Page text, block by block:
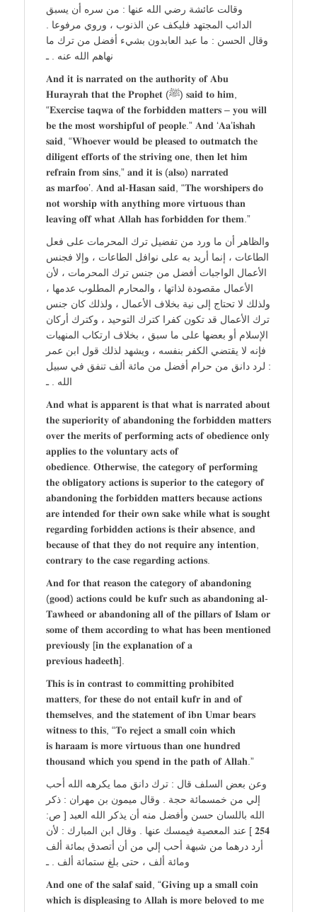
وقالت عائشة رضي الله عنها : من سره أن يسبق
الدائب المجتهد فليكف عن الذنوب ، وروي مرفوعا .
وقال الحسن : ما عبد العابدون بشيء أفضل من ترك ما
نهاهم الله عنه . ـ
𝐀𝐧𝐝 𝐢𝐭 𝐢𝐬 𝐧𝐚𝐫𝐫𝐚𝐭𝐞𝐝 𝐨𝐧 𝐭𝐡𝐞 𝐚𝐮𝐭𝐡𝐨𝐫𝐢𝐭𝐲 𝐨𝐟 𝐀𝐛𝐮
𝐇𝐮𝐫𝐚𝐲𝐫𝐚𝐡 𝐭𝐡𝐚𝐭 𝐭𝐡𝐞 𝐏𝐫𝐨𝐩𝐡𝐞𝐭 (ﷺ) 𝐬𝐚𝐢𝐝 𝐭𝐨 𝐡𝐢𝐦,
“𝐄𝐱𝐞𝐫𝐜𝐢𝐬𝐞 𝐭𝐚𝐪𝐰𝐚 𝐨𝐟 𝐭𝐡𝐞 𝐟𝐨𝐫𝐛𝐢𝐝𝐝𝐞𝐧 𝐦𝐚𝐭𝐭𝐞𝐫𝐬 – 𝐲𝐨𝐮 𝐰𝐢𝐥𝐥
𝐛𝐞 𝐭𝐡𝐞 𝐦𝐨𝐬𝐭 𝐰𝐨𝐫𝐬𝐡𝐢𝐩𝐟𝐮𝐥 𝐨𝐟 𝐩𝐞𝐨𝐩𝐥𝐞.” 𝐀𝐧𝐝 ‘𝐀𝐚’𝐢𝐬𝐡𝐚𝐡
𝐬𝐚𝐢𝐝, “𝐖𝐡𝐨𝐞𝐯𝐞𝐫 𝐰𝐨𝐮𝐥𝐝 𝐛𝐞 𝐩𝐥𝐞𝐚𝐬𝐞𝐝 𝐭𝐨 𝐨𝐮𝐭𝐦𝐚𝐭𝐜𝐡 𝐭𝐡𝐞
𝐝𝐢𝐥𝐢𝐠𝐞𝐧𝐭 𝐞𝐟𝐟𝐨𝐫𝐭𝐬 𝐨𝐟 𝐭𝐡𝐞 𝐬𝐭𝐫𝐢𝐯𝐢𝐧𝐠 𝐨𝐧𝐞, 𝐭𝐡𝐞𝐧 𝐥𝐞𝐭 𝐡𝐢𝐦
𝐫𝐞𝐟𝐫𝐚𝐢𝐧 𝐟𝐫𝐨𝐦 𝐬𝐢𝐧𝐬,” 𝐚𝐧𝐝 𝐢𝐭 𝐢𝐬 (𝐚𝐥𝐬𝐨) 𝐧𝐚𝐫𝐫𝐚𝐭𝐞𝐝
𝐚𝐬 𝐦𝐚𝐫𝐟𝐨𝐨’. 𝐀𝐧𝐝 𝐚𝐥-𝐇𝐚𝐬𝐚𝐧 𝐬𝐚𝐢𝐝, “𝐓𝐡𝐞 𝐰𝐨𝐫𝐬𝐡𝐢𝐩𝐞𝐫𝐬 𝐝𝐨
𝐧𝐨𝐭 𝐰𝐨𝐫𝐬𝐡𝐢𝐩 𝐰𝐢𝐭𝐡 𝐚𝐧𝐲𝐭𝐡𝐢𝐧𝐠 𝐦𝐨𝐫𝐞 𝐯𝐢𝐫𝐭𝐮𝐨𝐮𝐬 𝐭𝐡𝐚𝐧
𝐥𝐞𝐚𝐯𝐢𝐧𝐠 𝐨𝐟𝐟 𝐰𝐡𝐚𝐭 𝐀𝐥𝐥𝐚𝐡 𝐡𝐚𝐬 𝐟𝐨𝐫𝐛𝐢𝐝𝐝𝐞𝐧 𝐟𝐨𝐫 𝐭𝐡𝐞𝐦.”
والظاهر أن ما ورد من تفضيل ترك المحرمات على فعل
الطاعات ، إنما أريد به على نوافل الطاعات ، وإلا فجنس
الأعمال الواجبات أفضل من جنس ترك المحرمات ، لأن
الأعمال مقصودة لذاتها ، والمحارم المطلوب عدمها ،
ولذلك لا تحتاج إلى نية بخلاف الأعمال ، ولذلك كان جنس
ترك الأعمال قد تكون كفرا كترك التوحيد ، وكترك أركان
الإسلام أو بعضها على ما سبق ، بخلاف ارتكاب المنهيات
فإنه لا يقتضي الكفر بنفسه ، ويشهد لذلك قول ابن عمر
: لرد دانق من حرام أفضل من مائة ألف تنفق في سبيل
الله . ـ
𝐀𝐧𝐝 𝐰𝐡𝐚𝐭 𝐢𝐬 𝐚𝐩𝐩𝐚𝐫𝐞𝐧𝐭 𝐢𝐬 𝐭𝐡𝐚𝐭 𝐰𝐡𝐚𝐭 𝐢𝐬 𝐧𝐚𝐫𝐫𝐚𝐭𝐞𝐝 𝐚𝐛𝐨𝐮𝐭
𝐭𝐡𝐞 𝐬𝐮𝐩𝐞𝐫𝐢𝐨𝐫𝐢𝐭𝐲 𝐨𝐟 𝐚𝐛𝐚𝐧𝐝𝐨𝐧𝐢𝐧𝐠 𝐭𝐡𝐞 𝐟𝐨𝐫𝐛𝐢𝐝𝐝𝐞𝐧 𝐦𝐚𝐭𝐭𝐞𝐫𝐬
𝐨𝐯𝐞𝐫 𝐭𝐡𝐞 𝐦𝐞𝐫𝐢𝐭𝐬 𝐨𝐟 𝐩𝐞𝐫𝐟𝐨𝐫𝐦𝐢𝐧𝐠 𝐚𝐜𝐭𝐬 𝐨𝐟 𝐨𝐛𝐞𝐝𝐢𝐞𝐧𝐜𝐞 𝐨𝐧𝐥𝐲
𝐚𝐩𝐩𝐥𝐢𝐞𝐬 𝐭𝐨 𝐭𝐡𝐞 𝐯𝐨𝐥𝐮𝐧𝐭𝐚𝐫𝐲 𝐚𝐜𝐭𝐬 𝐨𝐟
𝐨𝐛𝐞𝐝𝐢𝐞𝐧𝐜𝐞. 𝐎𝐭𝐡𝐞𝐫𝐰𝐢𝐬𝐞, 𝐭𝐡𝐞 𝐜𝐚𝐭𝐞𝐠𝐨𝐫𝐲 𝐨𝐟 𝐩𝐞𝐫𝐟𝐨𝐫𝐦𝐢𝐧𝐠
𝐭𝐡𝐞 𝐨𝐛𝐥𝐢𝐠𝐚𝐭𝐨𝐫𝐲 𝐚𝐜𝐭𝐢𝐨𝐧𝐬 𝐢𝐬 𝐬𝐮𝐩𝐞𝐫𝐢𝐨𝐫 𝐭𝐨 𝐭𝐡𝐞 𝐜𝐚𝐭𝐞𝐠𝐨𝐫𝐲 𝐨𝐟
𝐚𝐛𝐚𝐧𝐝𝐨𝐧𝐢𝐧𝐠 𝐭𝐡𝐞 𝐟𝐨𝐫𝐛𝐢𝐝𝐝𝐞𝐧 𝐦𝐚𝐭𝐭𝐞𝐫𝐬 𝐛𝐞𝐜𝐚𝐮𝐬𝐞 𝐚𝐜𝐭𝐢𝐨𝐧𝐬
𝐚𝐫𝐞 𝐢𝐧𝐭𝐞𝐧𝐝𝐞𝐝 𝐟𝐨𝐫 𝐭𝐡𝐞𝐢𝐫 𝐨𝐰𝐧 𝐬𝐚𝐤𝐞 𝐰𝐡𝐢𝐥𝐞 𝐰𝐡𝐚𝐭 𝐢𝐬 𝐬𝐨𝐮𝐠𝐡𝐭
𝐫𝐞𝐠𝐚𝐫𝐝𝐢𝐧𝐠 𝐟𝐨𝐫𝐛𝐢𝐝𝐝𝐞𝐧 𝐚𝐜𝐭𝐢𝐨𝐧𝐬 𝐢𝐬 𝐭𝐡𝐞𝐢𝐫 𝐚𝐛𝐬𝐞𝐧𝐜𝐞, 𝐚𝐧𝐝
𝐛𝐞𝐜𝐚𝐮𝐬𝐞 𝐨𝐟 𝐭𝐡𝐚𝐭 𝐭𝐡𝐞𝐲 𝐝𝐨 𝐧𝐨𝐭 𝐫𝐞𝐪𝐮𝐢𝐫𝐞 𝐚𝐧𝐲 𝐢𝐧𝐭𝐞𝐧𝐭𝐢𝐨𝐧,
𝐜𝐨𝐧𝐭𝐫𝐚𝐫𝐲 𝐭𝐨 𝐭𝐡𝐞 𝐜𝐚𝐬𝐞 𝐫𝐞𝐠𝐚𝐫𝐝𝐢𝐧𝐠 𝐚𝐜𝐭𝐢𝐨𝐧𝐬.
𝐀𝐧𝐝 𝐟𝐨𝐫 𝐭𝐡𝐚𝐭 𝐫𝐞𝐚𝐬𝐨𝐧 𝐭𝐡𝐞 𝐜𝐚𝐭𝐞𝐠𝐨𝐫𝐲 𝐨𝐟 𝐚𝐛𝐚𝐧𝐝𝐨𝐧𝐢𝐧𝐠
(𝐠𝐨𝐨𝐝) 𝐚𝐜𝐭𝐢𝐨𝐧𝐬 𝐜𝐨𝐮𝐥𝐝 𝐛𝐞 𝐤𝐮𝐟𝐫 𝐬𝐮𝐜𝐡 𝐚𝐬 𝐚𝐛𝐚𝐧𝐝𝐨𝐧𝐢𝐧𝐠 𝐚𝐥-
𝐓𝐚𝐰𝐡𝐞𝐞𝐝 𝐨𝐫 𝐚𝐛𝐚𝐧𝐝𝐨𝐧𝐢𝐧𝐠 𝐚𝐥𝐥 𝐨𝐟 𝐭𝐡𝐞 𝐩𝐢𝐥𝐥𝐚𝐫𝐬 𝐨𝐟 𝐈𝐬𝐥𝐚𝐦 𝐨𝐫
𝐬𝐨𝐦𝐞 𝐨𝐟 𝐭𝐡𝐞𝐦 𝐚𝐜𝐜𝐨𝐫𝐝𝐢𝐧𝐠 𝐭𝐨 𝐰𝐡𝐚𝐭 𝐡𝐚𝐬 𝐛𝐞𝐞𝐧 𝐦𝐞𝐧𝐭𝐢𝐨𝐧𝐞𝐝
𝐩𝐫𝐞𝐯𝐢𝐨𝐮𝐬𝐥𝐲 [𝐢𝐧 𝐭𝐡𝐞 𝐞𝐱𝐩𝐥𝐚𝐧𝐚𝐭𝐢𝐨𝐧 𝐨𝐟 𝐚
𝐩𝐫𝐞𝐯𝐢𝐨𝐮𝐬 𝐡𝐚𝐝𝐞𝐞𝐭𝐡].
𝐓𝐡𝐢𝐬 𝐢𝐬 𝐢𝐧 𝐜𝐨𝐧𝐭𝐫𝐚𝐬𝐭 𝐭𝐨 𝐜𝐨𝐦𝐦𝐢𝐭𝐭𝐢𝐧𝐠 𝐩𝐫𝐨𝐡𝐢𝐛𝐢𝐭𝐞𝐝
𝐦𝐚𝐭𝐭𝐞𝐫𝐬, 𝐟𝐨𝐫 𝐭𝐡𝐞𝐬𝐞 𝐝𝐨 𝐧𝐨𝐭 𝐞𝐧𝐭𝐚𝐢𝐥 𝐤𝐮𝐟𝐫 𝐢𝐧 𝐚𝐧𝐝 𝐨𝐟
𝐭𝐡𝐞𝐦𝐬𝐞𝐥𝐯𝐞𝐬, 𝐚𝐧𝐝 𝐭𝐡𝐞 𝐬𝐭𝐚𝐭𝐞𝐦𝐞𝐧𝐭 𝐨𝐟 𝐢𝐛𝐧 𝐔𝐦𝐚𝐫 𝐛𝐞𝐚𝐫𝐬
𝐰𝐢𝐭𝐧𝐞𝐬𝐬 𝐭𝐨 𝐭𝐡𝐢𝐬, “𝐓𝐨 𝐫𝐞𝐣𝐞𝐜𝐭 𝐚 𝐬𝐦𝐚𝐥𝐥 𝐜𝐨𝐢𝐧 𝐰𝐡𝐢𝐜𝐡
𝐢𝐬 𝐡𝐚𝐫𝐚𝐚𝐦 𝐢𝐬 𝐦𝐨𝐫𝐞 𝐯𝐢𝐫𝐭𝐮𝐨𝐮𝐬 𝐭𝐡𝐚𝐧 𝐨𝐧𝐞 𝐡𝐮𝐧𝐝𝐫𝐞𝐝
𝐭𝐡𝐨𝐮𝐬𝐚𝐧𝐝 𝐰𝐡𝐢𝐜𝐡 𝐲𝐨𝐮 𝐬𝐩𝐞𝐧𝐝 𝐢𝐧 𝐭𝐡𝐞 𝐩𝐚𝐭𝐡 𝐨𝐟 𝐀𝐥𝐥𝐚𝐡.”
وعن بعض السلف قال : ترك دانق مما يكرهه الله أحب
إلي من خمسمائة حجة . وقال ميمون بن مهران : ذكر
الله باللسان حسن وأفضل منه أن يذكر الله العبد [ ص:
𝟐𝟓𝟒 ] عند المعصية فيمسك عنها . وقال ابن المبارك : لأن
أرد درهما من شبهة أحب إلي من أن أتصدق بمائة ألف
ومائة ألف ، حتى بلغ ستمائة ألف . ـ
𝐀𝐧𝐝 𝐨𝐧𝐞 𝐨𝐟 𝐭𝐡𝐞 𝐬𝐚𝐥𝐚𝐟 𝐬𝐚𝐢𝐝, “𝐆𝐢𝐯𝐢𝐧𝐠 𝐮𝐩 𝐚 𝐬𝐦𝐚𝐥𝐥 𝐜𝐨𝐢𝐧
𝐰𝐡𝐢𝐜𝐡 𝐢𝐬 𝐝𝐢𝐬𝐩𝐥𝐞𝐚𝐬𝐢𝐧𝐠 𝐭𝐨 𝐀𝐥𝐥𝐚𝐡 𝐢𝐬 𝐦𝐨𝐫𝐞 𝐛𝐞𝐥𝐨𝐯𝐞𝐝 𝐭𝐨 𝐦𝐞